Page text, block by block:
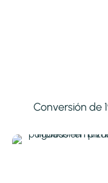
Conversión de